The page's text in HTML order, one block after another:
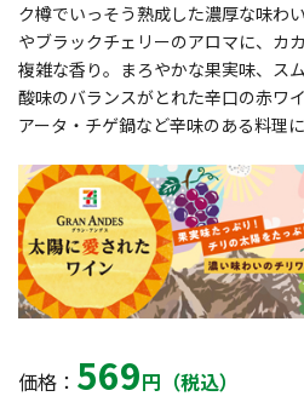
ク樽でいっそう熟成した濃厚な味わ
やブラックチェリーのアロマに、カ
複雑な香り。まろやかな果実味、ス
酸味のバランスがとれた辛口の赤ワ
アータ・チゲ鍋など辛味のある料理に
価格： 569円（税込）